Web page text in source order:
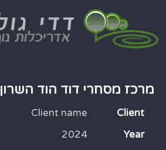
מרכז מסחרי דוד הוד השרון
Client
Client name
Year
2024